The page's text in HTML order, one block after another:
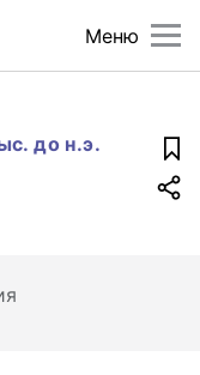
Меню
до н.э.